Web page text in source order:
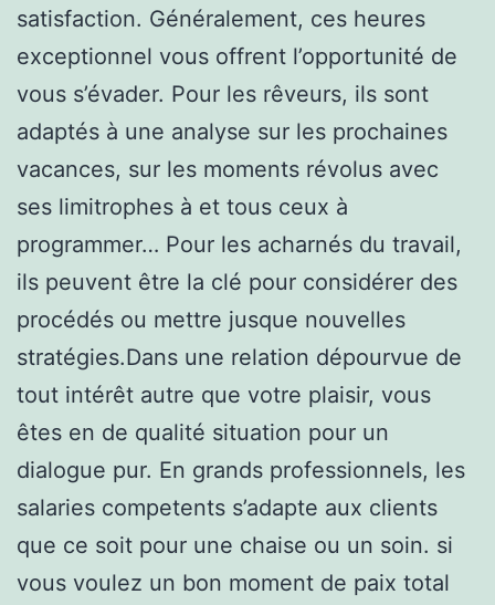
satisfaction. Généralement, ces heures
exceptionnel vous offrent l’opportunité de
vous s’évader. Pour les rêveurs, ils sont
adaptés à une analyse sur les prochaines
vacances, sur les moments révolus avec
ses limitrophes à et tous ceux à
programmer… Pour les acharnés du travail,
ils peuvent être la clé pour considérer des
procédés ou mettre jusque nouvelles
stratégies.Dans une relation dépourvue de
tout intérêt autre que votre plaisir, vous
êtes en de qualité situation pour un
dialogue pur. En grands professionnels, les
salaries competents s’adapte aux clients
que ce soit pour une chaise ou un soin. si
vous voulez un bon moment de paix total